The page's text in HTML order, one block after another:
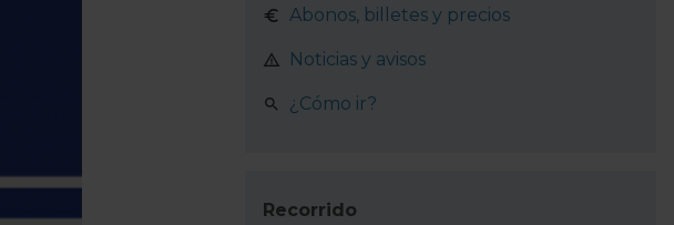
Abonos, billetes y precios
Noticias y avisos
¿Cómo ir?
Recorrido